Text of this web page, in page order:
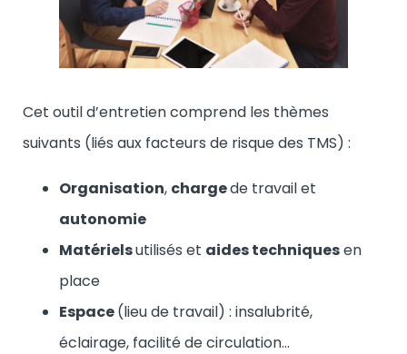
Cet outil d’entretien comprend les thèmes
suivants (liés aux facteurs de risque des TMS) :
Organisation, chargede travail et
autonomie
Matérielsutilisés et aides techniquesen
place
Espace(lieu de travail) : insalubrité,
éclairage, facilité de circulation…